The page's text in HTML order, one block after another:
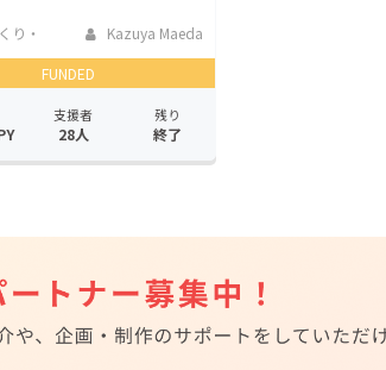
り・
Kazuya Maeda
FUNDED
支援者
28人
残り
終了